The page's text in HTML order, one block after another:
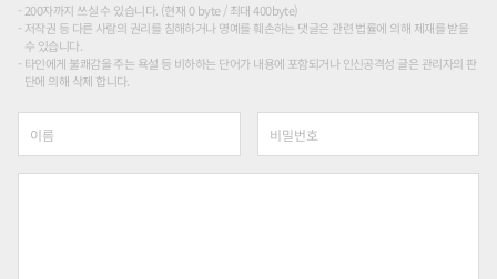
200자까지 쓰실 수 있습니다. (현재 0 byte / 최대 400byte)
저작권 등 다른 사람의 권리를 침해하거나 명예를 훼손하는 댓글은 관련 법률에 의해 제재를 받을
수 있습니다.
타인에게 불쾌감을 주는 욕설 등 비하하는 단어가 내용에 포함되거나 인신공격성 글은 관리자의 판
단에 의해 삭제 합니다.